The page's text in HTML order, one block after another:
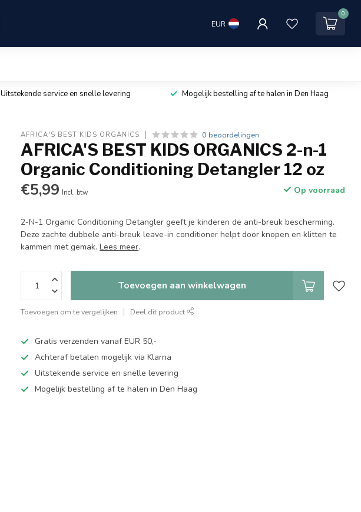
EUR
0
Uitstekende service en snelle levering Mogelijk bestelling af te halen in Den Haag
AFRICA'S BEST KIDS ORGANICS 0 beoordelingen
AFRICA'S BEST KIDS ORGANICS 2-n-1
Organic Conditioning Detangler 12 oz
€5,99 Incl. btw Op voorraad
2-N-1 Organic Conditioning Detangler geeft je kinderen de anti-breuk bescherming.
Deze zachte dubbele anti-breuk leave-in conditioner helpt door knopen en klitten te
kammen met gemak.Lees meer.
Toevoegen aan winkelwagen
Toevoegen om te vergelijken Deel dit product
Gratis verzenden vanaf EUR 50,-
Achteraf betalen mogelijk via Klarna
Uitstekende service en snelle levering
Mogelijk bestelling af te halen in Den Haag